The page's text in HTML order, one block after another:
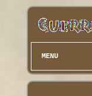
MENU